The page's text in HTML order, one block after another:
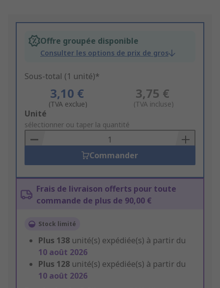
Offre groupée disponible
Consulter les options de prix de gros
Sous-total (1 unité)*
3,10 €
(TVA exclue)
3,75 €
(TVA incluse)
Add
to
Basket
Unité
sélectionner ou taper la quantité
Commander
Frais de livraison offerts pour toute
commande de plus de 90,00 €
Stock limité
Plus 138 unité(s) expédiée(s) à partir du
10 août 2026
Plus 128 unité(s) expédiée(s) à partir du
10 août 2026